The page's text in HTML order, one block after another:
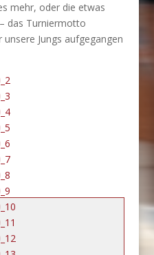
mehr, oder die etwas
das Turniermotto
Jungs aufgegangen